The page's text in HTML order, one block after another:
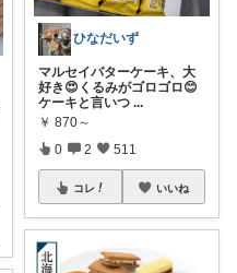
ひなだいず
マルセイバターケーキ、大
好き😍くるみがゴロゴロ😊
ケーキと言いつ ...
￥ 870～
0 2 511
コレ いいね